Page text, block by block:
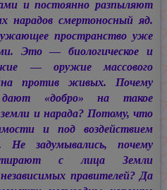
и постоянно разпыляют
нарадов смертоносный яд.
пространство уже
Это — биологическое и
— оружие массового
против живых. Почему
дают «добро» на такое
и нарада? Потому, что
и под воздействием
Не задумывались, почему
с лица Земли
правителей? Да